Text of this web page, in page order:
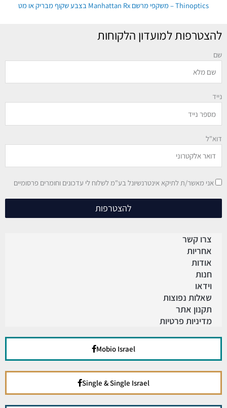
Thinoptics – משקפי מרשם Manhattan Rx בצבע שקוף מבריק או מט
להצטרפות למועדון הלקוחות
שם
נייד
דוא"ל
אני מאשר/ת לתיקא אינטרנשיונל בע"מ לשלוח לי עדכונים וחומרים פרסומיים
להצטרפות
צרו קשר
אחריות
אודות
חנות
וידאו
שאלות נפוצות
תקנון אתר
מדיניות פרטיות
Mobio Israel
Single & Single Israel